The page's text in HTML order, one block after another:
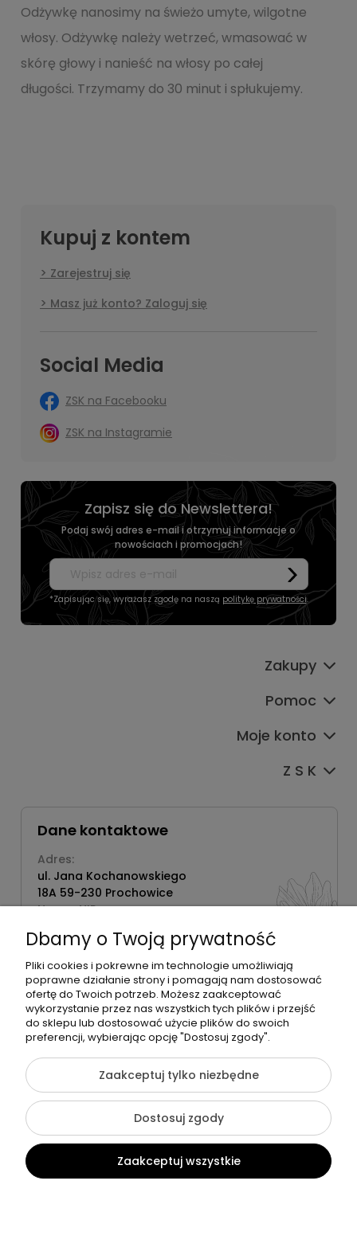
Odżywkę nanosimy na świeżo umyte, wilgotne
włosy. Odżywkę należy wetrzeć, wmasować w
skórę głowy i nanieść na włosy po całej
długości. Trzymamy do 30 minut i spłukujemy.
Kupuj z kontem
Zarejestruj się
Masz już konto? Zaloguj się
Social Media
ZSK na Facebooku
ZSK na Instagramie
Zapisz się do Newslettera!
Podaj swój adres e-mail i otrzymuj informacje o
nowościach i promocjach!
*Zapisując się, wyrażasz zgodę na naszą politykę prywatności.
Zakupy
Pomoc
Moje konto
Z S K
Dane kontaktowe
Adres:
ul. Jana Kochanowskiego
18A 59-230 Prochowice
Numer NIP:
Telefon:
518358020
©2026 Wszelkie Prawa Zastrzeżone | Zrób Sobie Krem
Szablon Flex byEcommercy
Pokaż pełną wersję strony
Sklep internetowy Shoper Premium
Dbamy o Twoją prywatność
Pliki cookies i pokrewne im technologie umożliwiają
poprawne działanie strony i pomagają nam dostosować
ofertę do Twoich potrzeb. Możesz zaakceptować
wykorzystanie przez nas wszystkich tych plików i przejść
do sklepu lub dostosować użycie plików do swoich
preferencji, wybierając opcję "Dostosuj zgody".
Zaakceptuj tylko niezbędne
Dostosuj zgody
Zaakceptuj wszystkie